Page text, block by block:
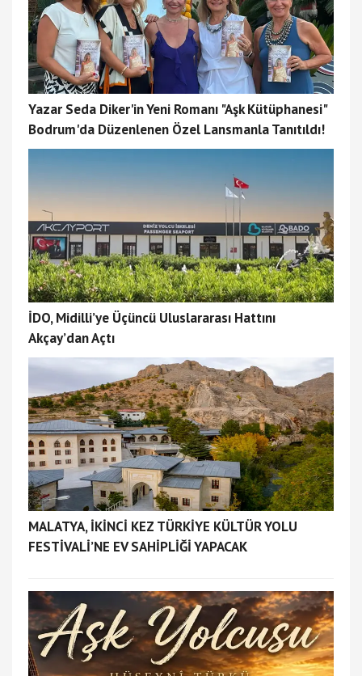
Yazar Seda Diker'in Yeni Romanı "Aşk Kütüphanesi"
Bodrum'da Düzenlenen Özel Lansmanla Tanıtıldı!
İDO, Midilli’ye Üçüncü Uluslararası Hattını
Akçay’dan Açtı
MALATYA, İKİNCİ KEZ TÜRKİYE KÜLTÜR YOLU
FESTİVALİ’NE EV SAHİPLİĞİ YAPACAK